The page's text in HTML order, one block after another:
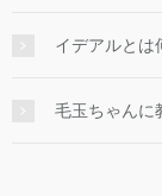
イデアルとは
毛玉ちゃんに